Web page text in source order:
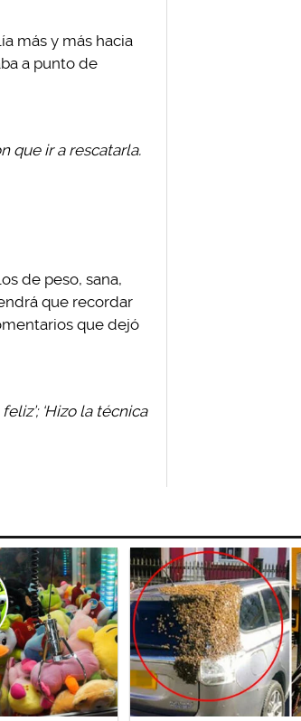
más y más hacia
a punto de
que ir a rescatarla.
de peso, sana,
que recordar
que dejó
‘Hizo la técnica